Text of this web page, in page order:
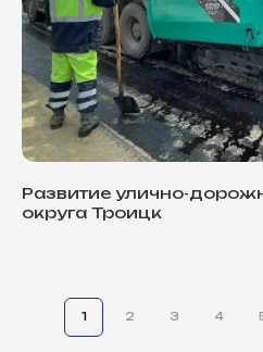
Развитие улично-
округа Троицк
1 2 3 4